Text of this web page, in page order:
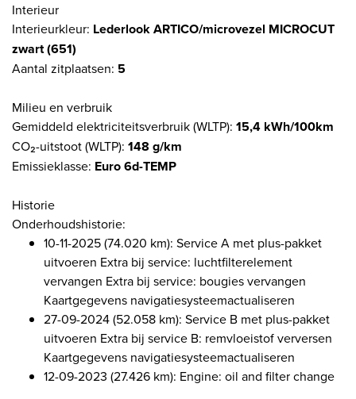
Interieur
Interieurkleur: Lederlook ARTICO/microvezel MICROCUT
zwart (651)
Aantal zitplaatsen: 5
Milieu en verbruik
Gemiddeld elektriciteitsverbruik (WLTP): 15,4 kWh/100km
CO₂-uitstoot (WLTP): 148 g/km
Emissieklasse: Euro 6d-TEMP
Historie
Onderhoudshistorie:
10-11-2025 (74.020 km): Service A met plus-pakket
uitvoeren Extra bij service: luchtfilterelement
vervangen Extra bij service: bougies vervangen
Kaartgegevens navigatiesysteemactualiseren
27-09-2024 (52.058 km): Service B met plus-pakket
uitvoeren Extra bij service B: remvloeistof verversen
Kaartgegevens navigatiesysteemactualiseren
12-09-2023 (27.426 km): Engine: oil and filter change